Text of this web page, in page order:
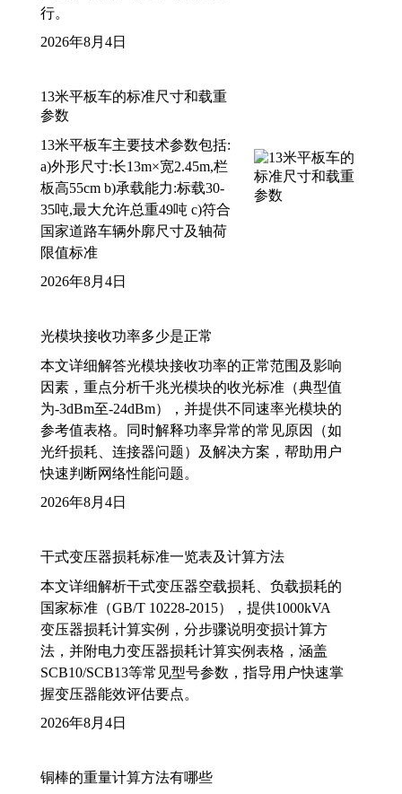
行。
2026年8月4日
13米平板车的标准尺寸和载重
参数
13米平板车主要技术参数包括:
a)外形尺寸:长13m×宽2.45m,栏
板高55cm b)承载能力:标载30-
35吨,最大允许总重49吨 c)符合
国家道路车辆外廓尺寸及轴荷
限值标准
2026年8月4日
光模块接收功率多少是正常
本文详细解答光模块接收功率的正常范围及影响
因素，重点分析千兆光模块的收光标准（典型值
为-3dBm至-24dBm），并提供不同速率光模块的
参考值表格。同时解释功率异常的常见原因（如
光纤损耗、连接器问题）及解决方案，帮助用户
快速判断网络性能问题。
2026年8月4日
干式变压器损耗标准一览表及计算方法
本文详细解析干式变压器空载损耗、负载损耗的
国家标准（GB/T 10228-2015），提供1000kVA
变压器损耗计算实例，分步骤说明变损计算方
法，并附电力变压器损耗计算实例表格，涵盖
SCB10/SCB13等常见型号参数，指导用户快速掌
握变压器能效评估要点。
2026年8月4日
铜棒的重量计算方法有哪些